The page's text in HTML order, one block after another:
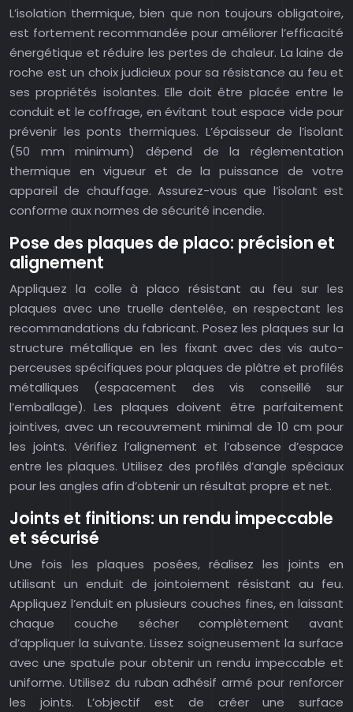
L’isolation thermique, bien que non toujours obligatoire,
est fortement recommandée pour améliorer l’efficacité
énergétique et réduire les pertes de chaleur. La laine de
roche est un choix judicieux pour sa résistance au feu et
ses propriétés isolantes. Elle doit être placée entre le
conduit et le coffrage, en évitant tout espace vide pour
prévenir les ponts thermiques. L’épaisseur de l’isolant
(50 mm minimum) dépend de la réglementation
thermique en vigueur et de la puissance de votre
appareil de chauffage. Assurez-vous que l’isolant est
conforme aux normes de sécurité incendie.
Pose des plaques de placo: précision et
alignement
Appliquez la colle à placo résistant au feu sur les
plaques avec une truelle dentelée, en respectant les
recommandations du fabricant. Posez les plaques sur la
structure métallique en les fixant avec des vis auto-
perceuses spécifiques pour plaques de plâtre et profilés
métalliques (espacement des vis conseillé sur
l’emballage). Les plaques doivent être parfaitement
jointives, avec un recouvrement minimal de 10 cm pour
les joints. Vérifiez l’alignement et l’absence d’espace
entre les plaques. Utilisez des profilés d’angle spéciaux
pour les angles afin d’obtenir un résultat propre et net.
Joints et finitions: un rendu impeccable
et sécurisé
Une fois les plaques posées, réalisez les joints en
utilisant un enduit de jointoiement résistant au feu.
Appliquez l’enduit en plusieurs couches fines, en laissant
chaque couche sécher complètement avant
d’appliquer la suivante. Lissez soigneusement la surface
avec une spatule pour obtenir un rendu impeccable et
uniforme. Utilisez du ruban adhésif armé pour renforcer
les joints. L’objectif est de créer une surface